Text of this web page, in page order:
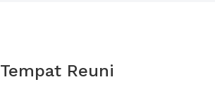
Tempat Reuni